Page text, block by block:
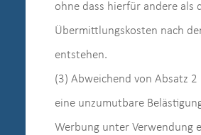
ohne dass hierfür andere als
Übermittlungskosten nach
entstehen.
(3) Abweichend von Absatz
eine unzumutbare
Werbung unter Verwendung